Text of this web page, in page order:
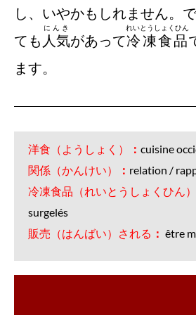
し、いやかもしれません。で
ても 人気
にんき
があって冷凍食品
れいとうしょくひん
ます。
洋食（ようしょく） ： cuisine
関係（かんけい）
： relation /
冷凍食品（れいとうしょくひん）
surgelés
販売（はんばい）される ： être